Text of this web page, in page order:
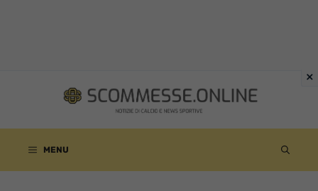
contenuto
MENU